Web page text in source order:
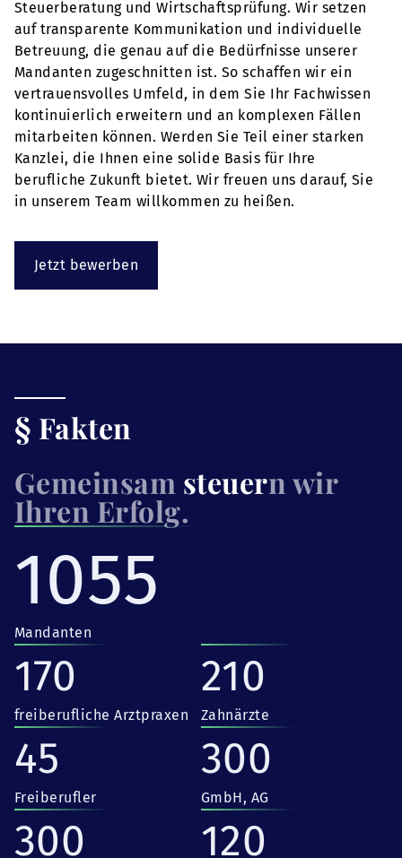
Steuerberatung und Wirtschaftsprüfung. Wir setzen
auf transparente Kommunikation und individuelle
Betreuung, die genau auf die Bedürfnisse unserer
Mandanten zugeschnitten ist. So schaffen wir ein
vertrauensvolles Umfeld, in dem Sie Ihr Fachwissen
kontinuierlich erweitern und an komplexen Fällen
mitarbeiten können. Werden Sie Teil einer starken
Kanzlei, die Ihnen eine solide Basis für Ihre
berufliche Zukunft bietet. Wir freuen uns darauf, Sie
in unserem Team willkommen zu heißen.
Jetzt bewerben
§ Fakten
Gemeinsam steuern wir
Ihren Erfolg.
1055
Mandanten
170
freiberufliche Arztpraxen
210
Zahnärzte
45
Freiberufler
300
GmbH, AG
300 120